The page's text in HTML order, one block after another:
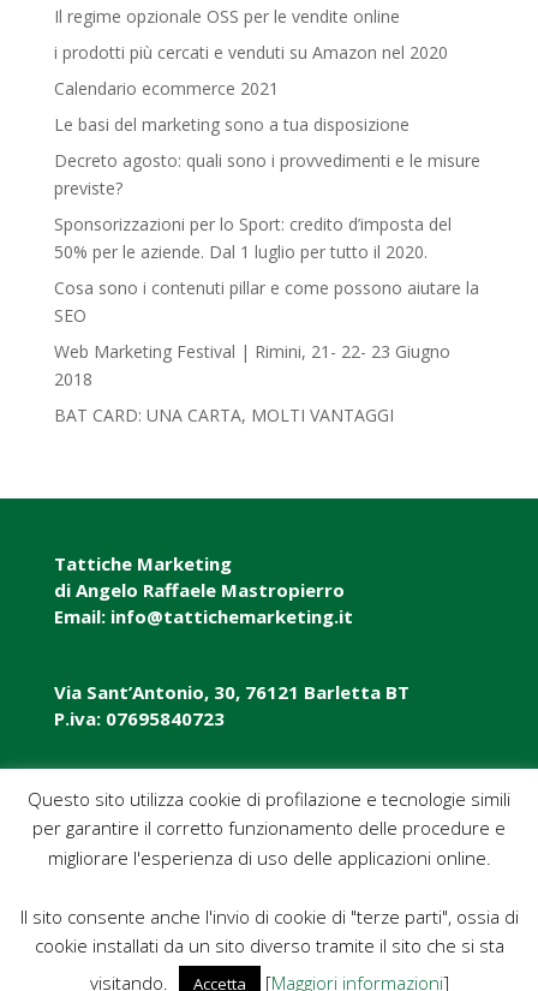
Il regime opzionale OSS per le vendite online
i prodotti più cercati e venduti su Amazon nel 2020
Calendario ecommerce 2021
Le basi del marketing sono a tua disposizione
Decreto agosto: quali sono i provvedimenti e le misure
previste?
Sponsorizzazioni per lo Sport: credito d’imposta del
50% per le aziende. Dal 1 luglio per tutto il 2020.
Cosa sono i contenuti pillar e come possono aiutare la
SEO
Web Marketing Festival | Rimini, 21- 22- 23 Giugno
2018‎
BAT CARD: UNA CARTA, MOLTI VANTAGGI
Tattiche Marketing
di Angelo Raffaele Mastropierro
Email: info@tattichemarketing.it
Via Sant’Antonio, 30, 76121 Barletta BT
P.iva: 07695840723
P.iva: 07695840723
Pec: tattichemarketing@pec.it
Questo sito utilizza cookie di profilazione e tecnologie simili
per garantire il corretto funzionamento delle procedure e
migliorare l'esperienza di uso delle applicazioni online.
Il sito consente anche l'invio di cookie di "terze parti", ossia di
cookie installati da un sito diverso tramite il sito che si sta
visitando.
Accetta [Maggiori informazioni]